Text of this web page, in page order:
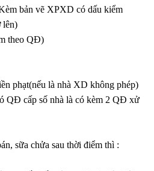
bản vẽ XPXD có dấu kiểm
lên)
theo QĐ)
phạt(nếu là nhà XD không phép)
QĐ cấp số nhà là có kèm 2 QĐ xử
sữa chửa sau thời điểm thì :